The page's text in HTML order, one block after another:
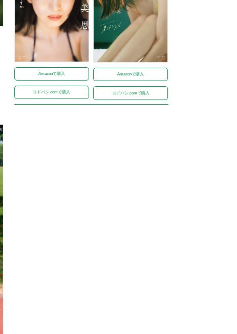
Amazonで購入
ヨドバシ.comで購入
Amazonで購入
ヨドバシ.comで購入